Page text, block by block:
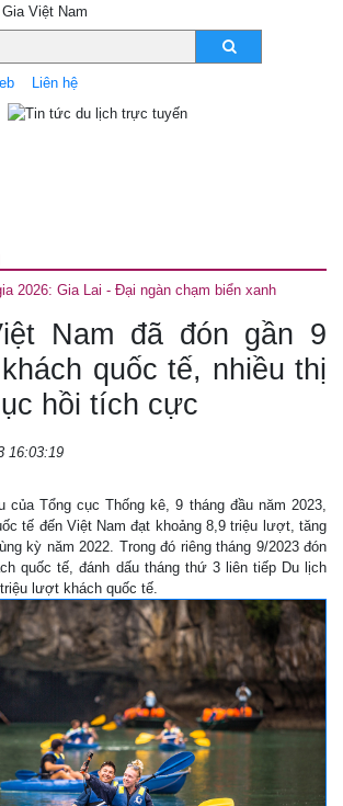
Liên hệ
2026: Gia Lai - Đại ngàn chạm biển xanh
Nam đã đón gần 9
quốc tế, nhiều thị
hồi tích cực
16:03:19
của Tổng cục Thống kê, 9 tháng đầu năm 2023,
tế đến Việt Nam đạt khoảng 8,9 triệu lượt, tăng
kỳ năm 2022. Trong đó riêng tháng 9/2023 đón
quốc tế, đánh dấu tháng thứ 3 liên tiếp Du lịch
lượt khách quốc tế.